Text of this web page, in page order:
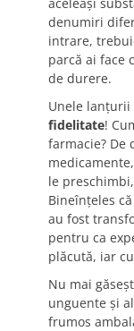
denumiri
intrare,
parcă ai face
de durere.
Unele lanţurii
fidelitate!
farmacie? De
le
Bineînţeles
au fost
pentru ca
plăcută, iar
Nu mai
unguente şi
frumos